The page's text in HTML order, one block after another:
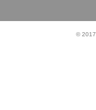
© 2017